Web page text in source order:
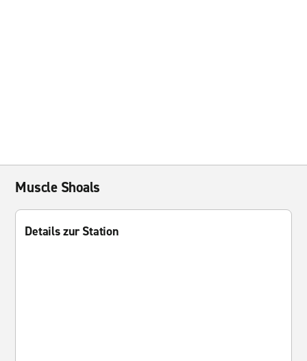
Muscle Shoals
Details zur Station